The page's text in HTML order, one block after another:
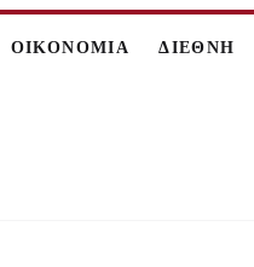
ΟΙΚΟΝΟΜΙΑ ΔΙΕΘΝΗ